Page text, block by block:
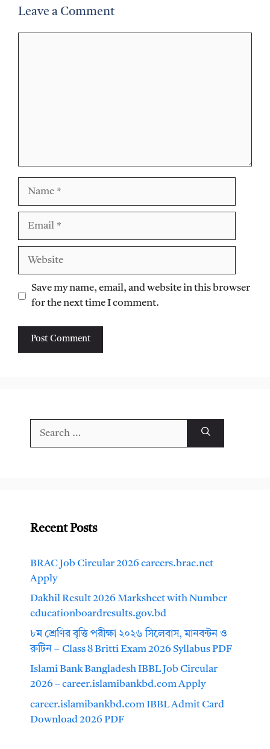
Leave a Comment
Website
Save my name, email, and website in this browser
for the next time I comment.
Recent Posts
BRAC Job Circular 2026 careers.brac.net
Apply
Dakhil Result 2026 Marksheet with Number
educationboardresults.gov.bd
৮ম শ্রেণির বৃত্তি পরীক্ষা ২০২৬ সিলেবাস, মানবন্টন ও
রুটিন – Class 8 Britti Exam 2026 Syllabus PDF
Islami Bank Bangladesh IBBL Job Circular
2026 – career.islamibankbd.com Apply
career.islamibankbd.com IBBL Admit Card
Download 2026 PDF